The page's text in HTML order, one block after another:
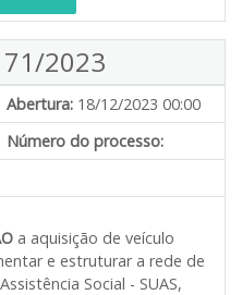
2023
Abertura: 18/12/2023 00:00
Número do processo:
a aquisição de veículo
e estruturar a rede de
Social - SUAS,